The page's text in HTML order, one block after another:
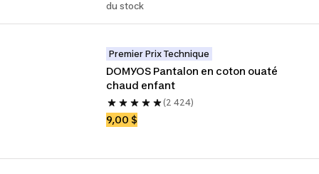
du stock
Premier Prix Technique
DOMYOS Pantalon en coton ouaté
chaud enfant
(2 424)
9,00 $